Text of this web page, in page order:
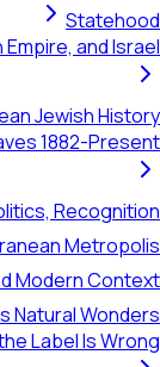
Statehood
and Israel
Jewish History
1882-Present
Recognition
Metropolis
Modern Context
Natural Wonders
Label Is Wrong